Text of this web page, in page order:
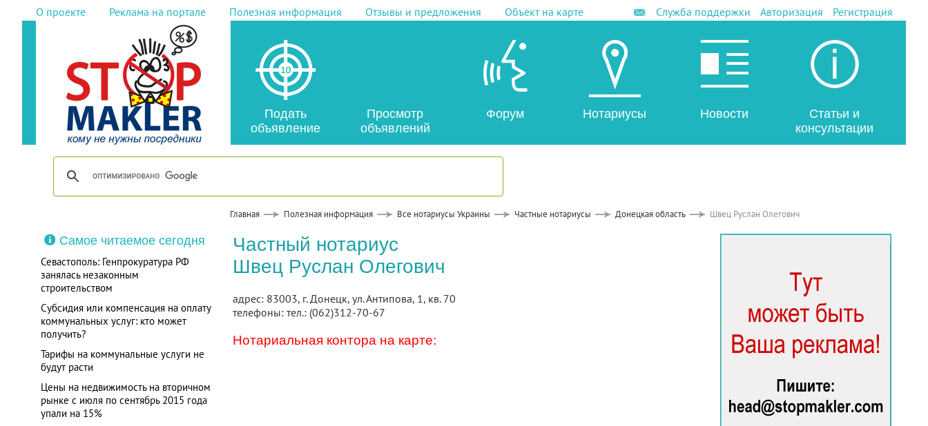
О проекте Реклама на портале Полезная информация Отзывы и предложения Объект на карте Служба поддержки Авторизация Регистрация
Подать
объявление
Просмотр
объявлений
Форум Нотариусы Новости
Статьи и
консультации
Главная Полезная информация Все нотариусы Украины Частные нотариусы Донецкая область Швец Руслан Олегович
Самое читаемое сегодня
Севастополь: Генпрокуратура РФ
занялась незаконным
строительством
Субсидия или компенсация на оплату
коммунальных услуг: кто может
получить?
Тарифы на коммунальные услуги не
будут расти
Цены на недвижимость на вторичном
рынке с июля по сентябрь 2015 года
упали на 15%
Частный нотариус
Швец Руслан Олегович
адрес: 83003, г. Донецк, ул. Антипова, 1, кв. 70
телефоны: тел.: (062)312-70-67
Нотариальная контора на карте: